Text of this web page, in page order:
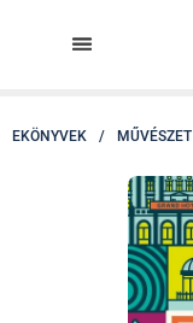
EKÖNYVEK / MŰVÉSZET